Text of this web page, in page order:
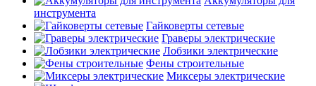
инструмента
Гайковерты сетевые
Граверы электрические
Лобзики электрические
Фены строительные
Миксеры электрические